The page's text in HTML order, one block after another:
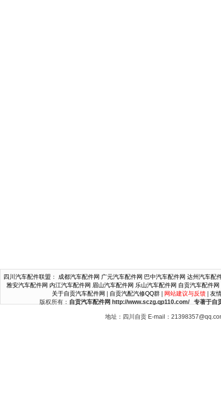
四川汽车配件联盟 ： 成都汽车配件网 广元汽车配件网 巴中汽车配件网 达州汽车配
雅安汽车配件网 内江汽车配件网 眉山汽车配件网 乐山汽车配件网 自贡汽车配件网
关于自贡汽车配件网
自贡汽配汽修QQ群| 网站建议与反馈| 友
版权所有： 自贡汽车配件网 http://www.sczg.qp110.com/ 专著于自
地址：四川自贡 E-mail：